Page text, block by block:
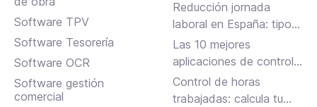
Software TPV
Software Tesorería
Software OCR
Software gestión
comercial
dactilar?
Reducción jornada
laboral en España: tipos,
requisitos y cómo
solicitarla
Las 10 mejores
aplicaciones de control
horario para fichar en el
trabajo
Control de horas
trabajadas: calcula tu